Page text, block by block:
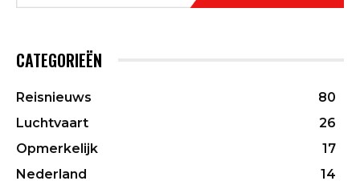
CATEGORIEËN
Reisnieuws
80
Luchtvaart
26
Opmerkelijk
17
Nederland
14